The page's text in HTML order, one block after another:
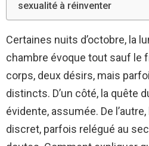
sexualité à réinventer
Certaines nuits d’octobre, la
chambre évoque tout sauf le
corps, deux désirs, mais
distincts. D’un côté, la quête
évidente, assumée. De
discret, parfois relégué au